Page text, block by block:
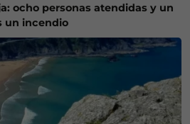
ocho personas atendidas y un
un incendio